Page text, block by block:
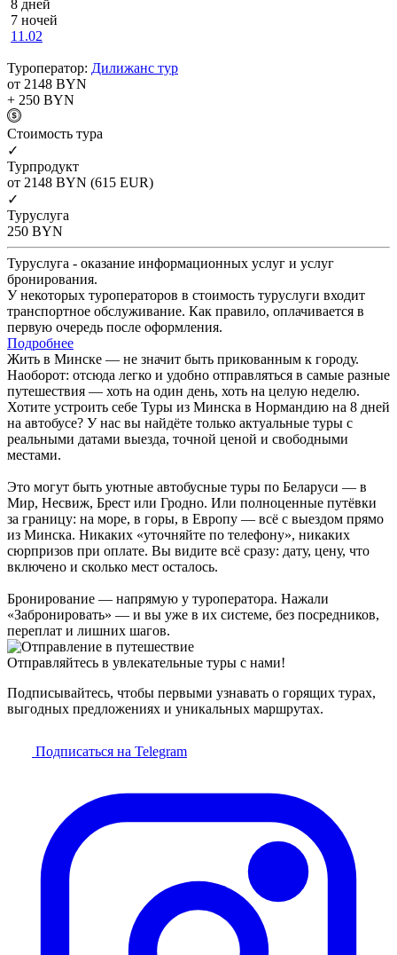
8 дней
7 ночей
11.02
Туроператор: Дилижанс тур
от 2148 BYN
+ 250 BYN
Cтоимость тура
✓
Турпродукт
от 2148 BYN (615 EUR)
✓
Туруслуга
250 BYN
Туруслуга - оказание информационных услуг и услуг
бронирования.
У некоторых туроператоров в стоимость туруслуги входит
транспортное обслуживание. Как правило, оплачивается в
первую очередь после оформления.
Подробнее
Жить в Минске — не значит быть прикованным к городу.
Наоборот: отсюда легко и удобно отправляться в самые разные
путешествия — хоть на один день, хоть на целую неделю.
Хотите устроить себе Туры из Минска в Нормандию на 8 дней
на автобусе? У нас вы найдёте только актуальные туры с
реальными датами выезда, точной ценой и свободными
местами.
Это могут быть уютные автобусные туры по Беларуси — в
Мир, Несвиж, Брест или Гродно. Или полноценные путёвки
за границу: на море, в горы, в Европу — всё с выездом прямо
из Минска. Никаких «уточняйте по телефону», никаких
сюрпризов при оплате. Вы видите всё сразу: дату, цену, что
включено и сколько мест осталось.
Бронирование — напрямую у туроператора. Нажали
«Забронировать» — и вы уже в их системе, без посредников,
переплат и лишних шагов.
Отправляйтесь в увлекательные туры с нами!
Подписывайтесь, чтобы первыми узнавать о горящих турах,
выгодных предложениях и уникальных маршрутах.
Подписаться на Telegram